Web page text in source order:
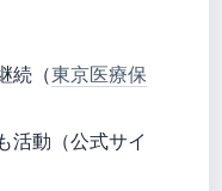
続（東京医療保
活動（公式サイ